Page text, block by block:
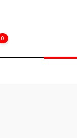
0